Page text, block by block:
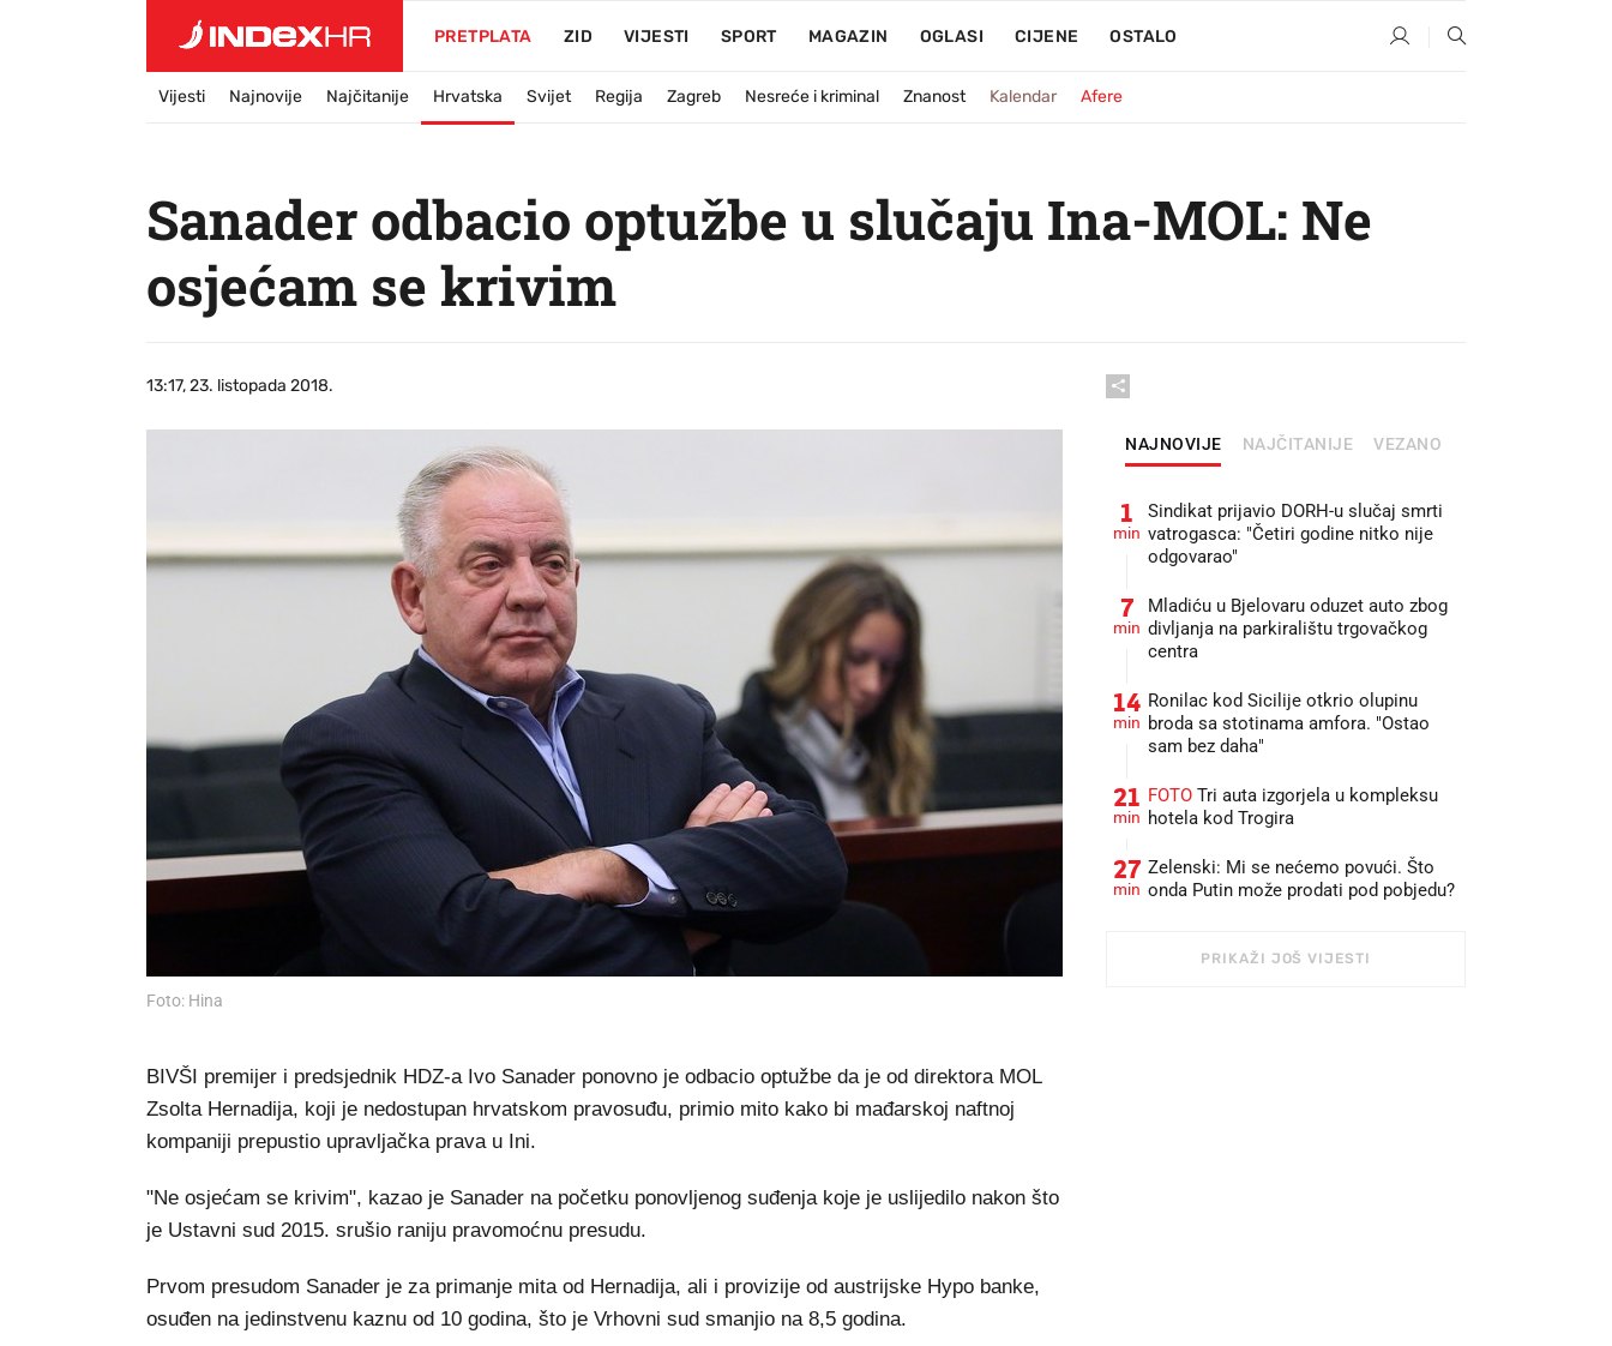
PRETPLATA ZID VIJESTI SPORT MAGAZIN OGLASI CIJENE OSTALO
Vijesti Najnovije Najčitanije Hrvatska Svijet Regija Zagreb Nesreće i kriminal Znanost Kalendar Afere
Sanader odbacio optužbe u slučaju Ina-MOL: Ne
osjećam se krivim
13:17, 23. listopada 2018.
Foto: Hina
BIVŠI premijer i predsjednik HDZ-a Ivo Sanader ponovno je odbacio optužbe da je od direktora MOL
Zsolta Hernadija, koji je nedostupan hrvatskom pravosuđu, primio mito kako bi mađarskoj naftnoj
kompaniji prepustio upravljačka prava u Ini.
"Ne osjećam se krivim", kazao je Sanader na početku ponovljenog suđenja koje je uslijedilo nakon što
je Ustavni sud 2015. srušio raniju pravomoćnu presudu.
Prvom presudom Sanader je za primanje mita od Hernadija, ali i provizije od austrijske Hypo banke,
osuđen na jedinstvenu kaznu od 10 godina, što je Vrhovni sud smanjio na 8,5 godina.
NAJNOVIJE NAJČITANIJE VEZANO
1
min
Sindikat prijavio DORH-u slučaj smrti
vatrogasca: "Četiri godine nitko nije
odgovarao"
7
min
Mladiću u Bjelovaru oduzet auto zbog
divljanja na parkiralištu trgovačkog
centra
14
min
Ronilac kod Sicilije otkrio olupinu
broda sa stotinama amfora. "Ostao
sam bez daha"
21
min
FOTO Tri auta izgorjela u kompleksu
hotela kod Trogira
27
min
Zelenski: Mi se nećemo povući. Što
onda Putin može prodati pod pobjedu?
PRIKAŽI JOŠ VIJESTI